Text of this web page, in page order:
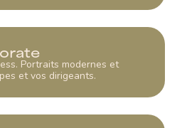
Portraits modernes et
et vos dirigeants.